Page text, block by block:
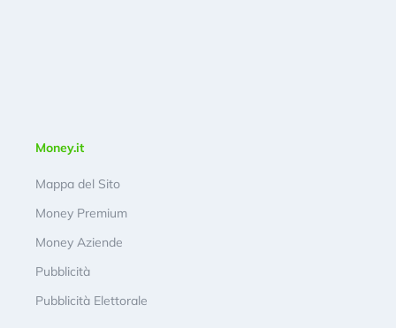
Money.it
Mappa del Sito
Money Premium
Money Aziende
Pubblicità
Pubblicità Elettorale